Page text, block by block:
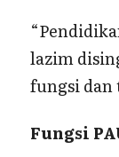
lazim
fungsi
Fungsi